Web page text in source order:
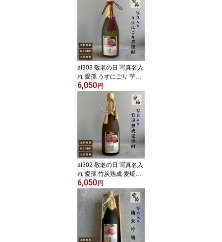
al303 敬老の日 写真名入
れ 愛孫 うすにごり 芋焼
酎 25° 佐賀県産 720ml
桐箱入り (出産内祝 内祝
お祝い 孫 おじいちゃん
おばあちゃん 入園入学)
6,050円
al302 敬老の日 写真名入
れ 愛孫 竹炭熟成 麦焼酎
25° 佐賀県産 720ml 桐箱
入り (出産内祝 内祝 お祝
い 孫 おじいちゃん おば
あちゃん 入園入学)
6,050円